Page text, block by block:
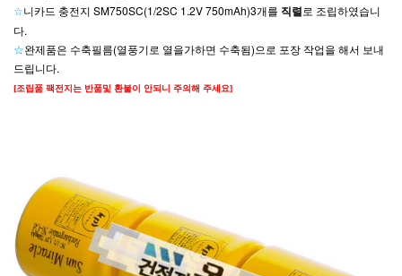
☆니카드 충전지 SM750SC(1/2SC 1.2V 750mAh)3개를 직렬로 조립하였습니
다.
☆완제품은 수축필름(열풍기로 열을가하면 수축됨)으로 포장 작업을 해서 보내
드립니다.
[조립품 팩전지는 반품및 환불이 안되니 주의해 주세요]